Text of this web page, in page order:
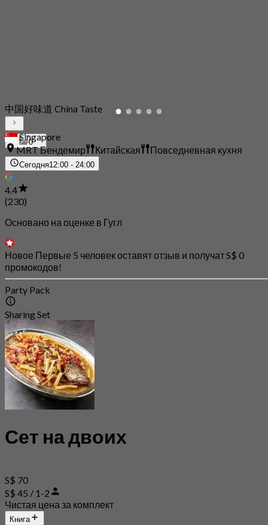
0
中国好味道 China Taste
Singapore
MRT Бендемир
Китайская Повседневная кухня
Сегодня12:00 - 24:00
4.4
(230)
Основано на оценке в Гугл
Новое Первые 5 человек оставят отзыв и получат S$ 0
промокодов!
Party Pack
Sharing Set
Сет на двоих
S$ 70
S$ 45 / 1-2
Чистая цена за комплект
Книга